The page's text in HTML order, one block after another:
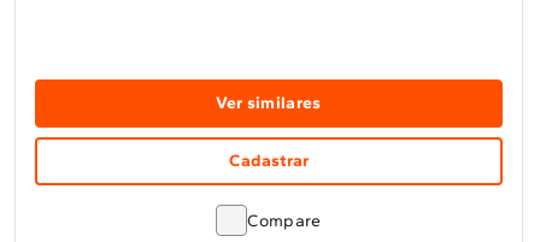
Ver similares
Cadastrar
Compare